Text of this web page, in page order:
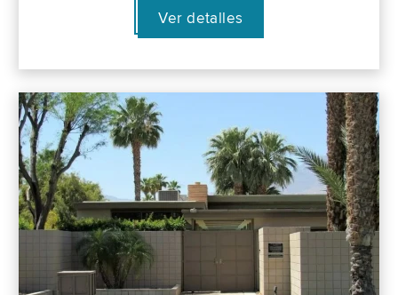
Ver detalles